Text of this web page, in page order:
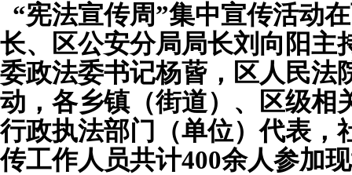
“宪法宣传周”集中宣传活动
长、区公安分局局长刘向阳主
委政法委书记杨蒈，区人民法
动，各乡镇（街道）、区级相
行政执法部门（单位）代表，
传工作人员共计400余人参加